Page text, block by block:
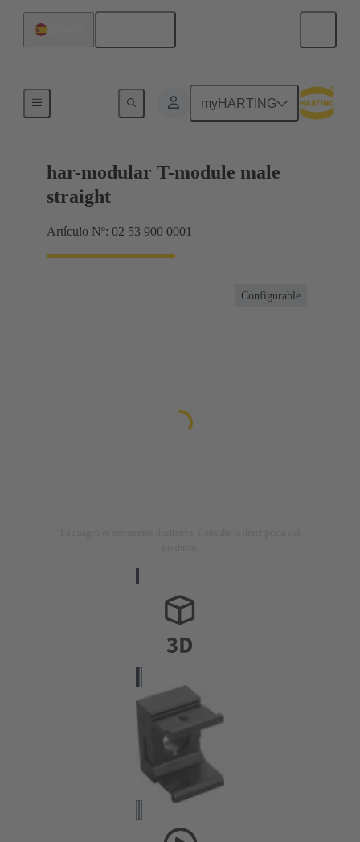
myHARTING
har-modular T-module male
straight
Artículo Nº: 02 53 900 0001
Configurable